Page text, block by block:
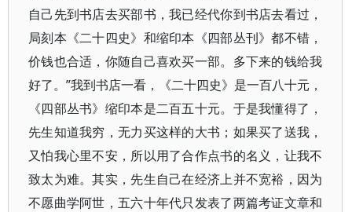
自己先到书店去买部书，我已经代你到书店去看过，
局刻本《二十四史》和缩印本《四部丛刊》都不错，
价钱也合适，你随自己喜欢买一部。多下来的钱给我
好了。”我到书店一看，《二十四史》是一百八十元，
《四部丛书》缩印本是二百五十元。于是我懂得了，
先生知道我穷，无力买这样的大书；如果买了送我，
又怕我心里不安，所以用了合作点书的名义，让我不
致太为难。其实，先生自己在经济上并不宽裕，因为
不愿曲学阿世，五六十年代只发表了两篇考证文章和